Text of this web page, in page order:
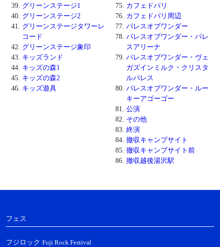
グリーンステージ1
グリーンステージ2
グリーンステージタワーレ
コード
グリーンステージ象印
キッズランド
キッズの森1
キッズの森2
キッズ遊具
カフェドパリ
カフェドパリ周辺
パレスオブワンダー
パレスオブワンダー・パレ
スアリーナ
パレスオブワンダー・ヴェ
ガズインミルク・クリスタ
ルパレス
パレスオブワンダー・ルー
キーアゴーゴー
公演
その他
終演
撤収キャンプサイト
撤収キャンプサイト前
撤収越後湯沢駅
フェス
フジロック Fuji Rock Festival